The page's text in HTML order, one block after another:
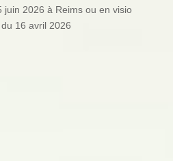
juin 2026 à Reims ou en visio
16 avril 2026